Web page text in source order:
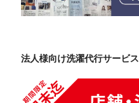
法人様向け洗濯代行サービス